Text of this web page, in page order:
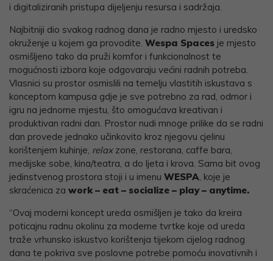
i digitaliziranih pristupa dijeljenju resursa i sadržaja.
Najbitniji dio svakog radnog dana je radno mjesto i uredsko
okruženje u kojem ga provodite. Wespa Spaces je mjesto
osmišljeno tako da pruži komfor i funkcionalnost te
mogućnosti izbora koje odgovaraju većini radnih potreba.
Vlasnici su prostor osmislili na temelju vlastitih iskustava s
konceptom kampusa gdje je sve potrebno za rad, odmor i
igru na jednome mjestu, što omogućava kreativan i
produktivan radni dan. Prostor nudi mnoge prilike da se radni
dan provede jednako učinkovito kroz njegovu cjelinu
korištenjem kuhinje, relaxzone, restorana, caffe bara,
medijske sobe, kina/teatra, a do ljeta i krova. Sama bit ovog
jedinstvenog prostora stoji i u imenu WESPA , koje je
skraćenica za work – eat – socialize – play – anytime.
“Ovaj moderni koncept ureda osmišljen je tako da kreira
poticajnu radnu okolinu za moderne tvrtke koje od ureda
traže vrhunsko iskustvo korištenja tijekom cijelog radnog
dana te pokriva sve poslovne potrebe pomoću inovativnih i